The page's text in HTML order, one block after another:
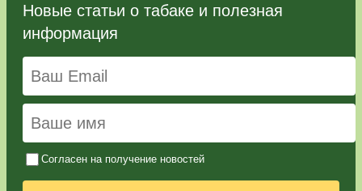
Новые статьи о табаке и полезная
информация
Согласен на получение новостей